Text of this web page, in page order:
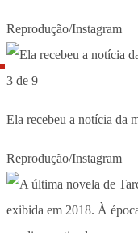
Reprodução/Instagram
3 de 9
Ela recebeu a notícia da
Reprodução/Instagram